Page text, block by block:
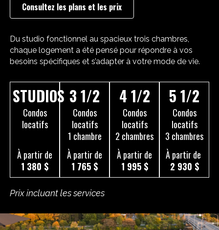
Consultez les plans et les prix
Du studio fonctionnel au spacieux trois chambres,
chaque logement a été pensé pour répondre à vos
besoins spécifiques et s’adapter à votre mode de vie.
STUDIOS
Condos
locatifs
À partir de
1 380 $
3 1/2
Condos
locatifs
1 chambre
À partir de
1 765 $
4 1/2
Condos
locatifs
2 chambres
À partir de
1 995 $
5 1/2
Condos
locatifs
3 chambres
À partir de
2 930 $
Prix incluant les services